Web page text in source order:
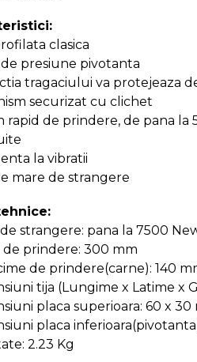
uri
clasica
presiune pivotanta
tragaciului va protejeaza
securizat cu clichet
rapid de prindere, de pana la
la vibratii
mare de strangere
strangere: pana la 7500
de prindere: 300 mm
de prindere(carne): 140
tija (Lungime x Latime x
placa superioara: 60 x 30
placa
2.23 Kg